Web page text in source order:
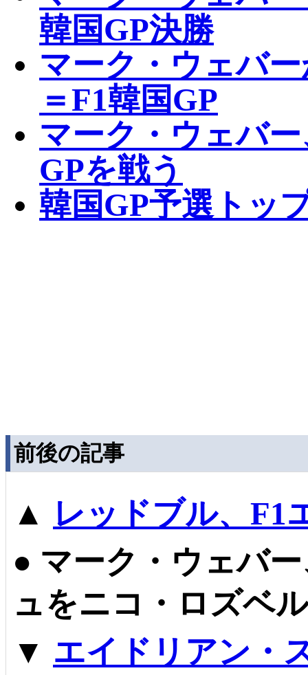
韓国GP決勝
マーク・ウェバ
＝F1韓国GP
マーク・ウェバ
GPを戦う
韓国GP予選トッ
前後の記事
▲ レッドブル、F1
● マーク・ウェバ
ュをニコ・ロズベ
▼ エイドリアン・